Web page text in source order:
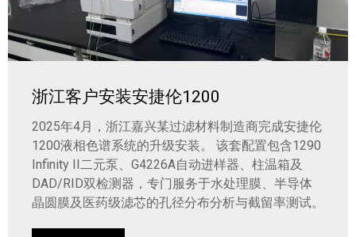
浙江客户安装安捷伦1200
2025年4月，浙江嘉兴某过滤材料制造商完成安捷伦
1200液相色谱系统的升级安装。 该套配置包含1290
Infinity II二元泵、G4226A自动进样器、柱温箱及
DAD/RID双检测器，专门服务于水处理膜、半导体
晶圆膜及医药级滤芯的孔径分布分析与截留率测试。